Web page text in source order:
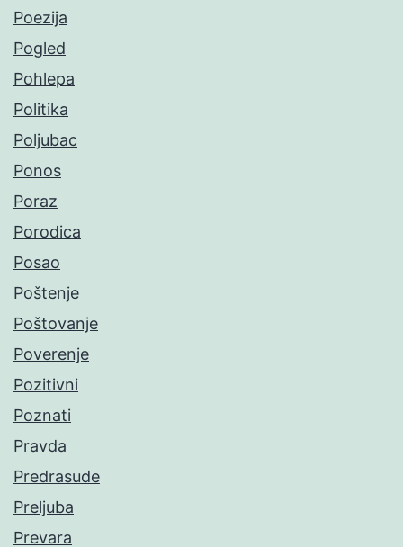
Poezija
Pogled
Pohlepa
Politika
Poljubac
Ponos
Poraz
Porodica
Posao
Poštenje
Poštovanje
Poverenje
Pozitivni
Poznati
Pravda
Predrasude
Preljuba
Prevara